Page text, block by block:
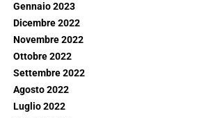
Gennaio 2023
Dicembre 2022
Novembre 2022
Ottobre 2022
Settembre 2022
Agosto 2022
Luglio 2022